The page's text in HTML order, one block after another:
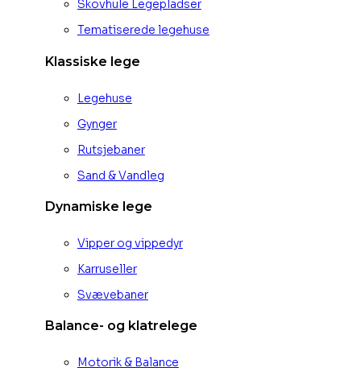
Skovhule Legepladser
Tematiserede legehuse
Klassiske lege
Legehuse
Gynger
Rutsjebaner
Sand & Vandleg
Dynamiske lege
Vipper og vippedyr
Karruseller
Svævebaner
Balance- og klatrelege
Motorik & Balance